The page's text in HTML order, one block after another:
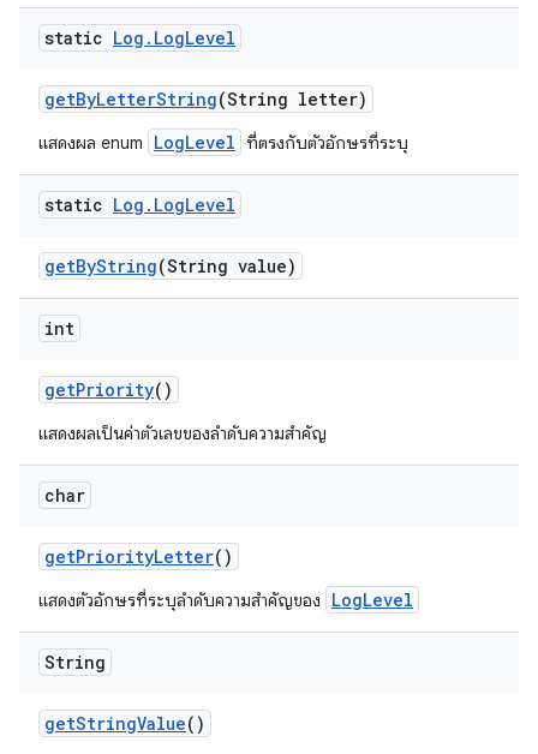
static Log . LogLevel
getByLetterString(String letter)
แสดงผล enum LogLevel ที่ตรงกับตัวอักษรที่ระบุ
static Log . LogLevel
getByString(String value)
int
getPriority()
แสดงผลเป็นค่าตัวเลขของลำดับความสำคัญ
char
getPriorityLetter()
แสดงตัวอักษรที่ระบุลำดับความสำคัญของ LogLevel
String
getStringValue()